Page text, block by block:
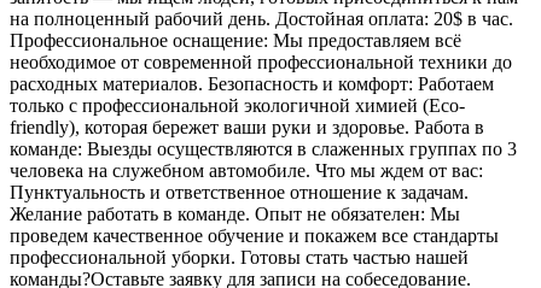
на полноценный рабочий день. Достойная оплата: 20$ в час.
Профессиональное оснащение: Мы предоставляем всё
необходимое от современной профессиональной техники до
расходных материалов. Безопасность и комфорт: Работаем
только с профессиональной экологичной химией (Eco-
friendly), которая бережет ваши руки и здоровье. Работа в
команде: Выезды осуществляются в слаженных группах по 3
человека на служебном автомобиле. Что мы ждем от вас:
Пунктуальность и ответственное отношение к задачам.
Желание работать в команде. Опыт не обязателен: Мы
проведем качественное обучение и покажем все стандарты
профессиональной уборки. Готовы стать частью нашей
команды?Оставьте заявку для записи на собеседование.